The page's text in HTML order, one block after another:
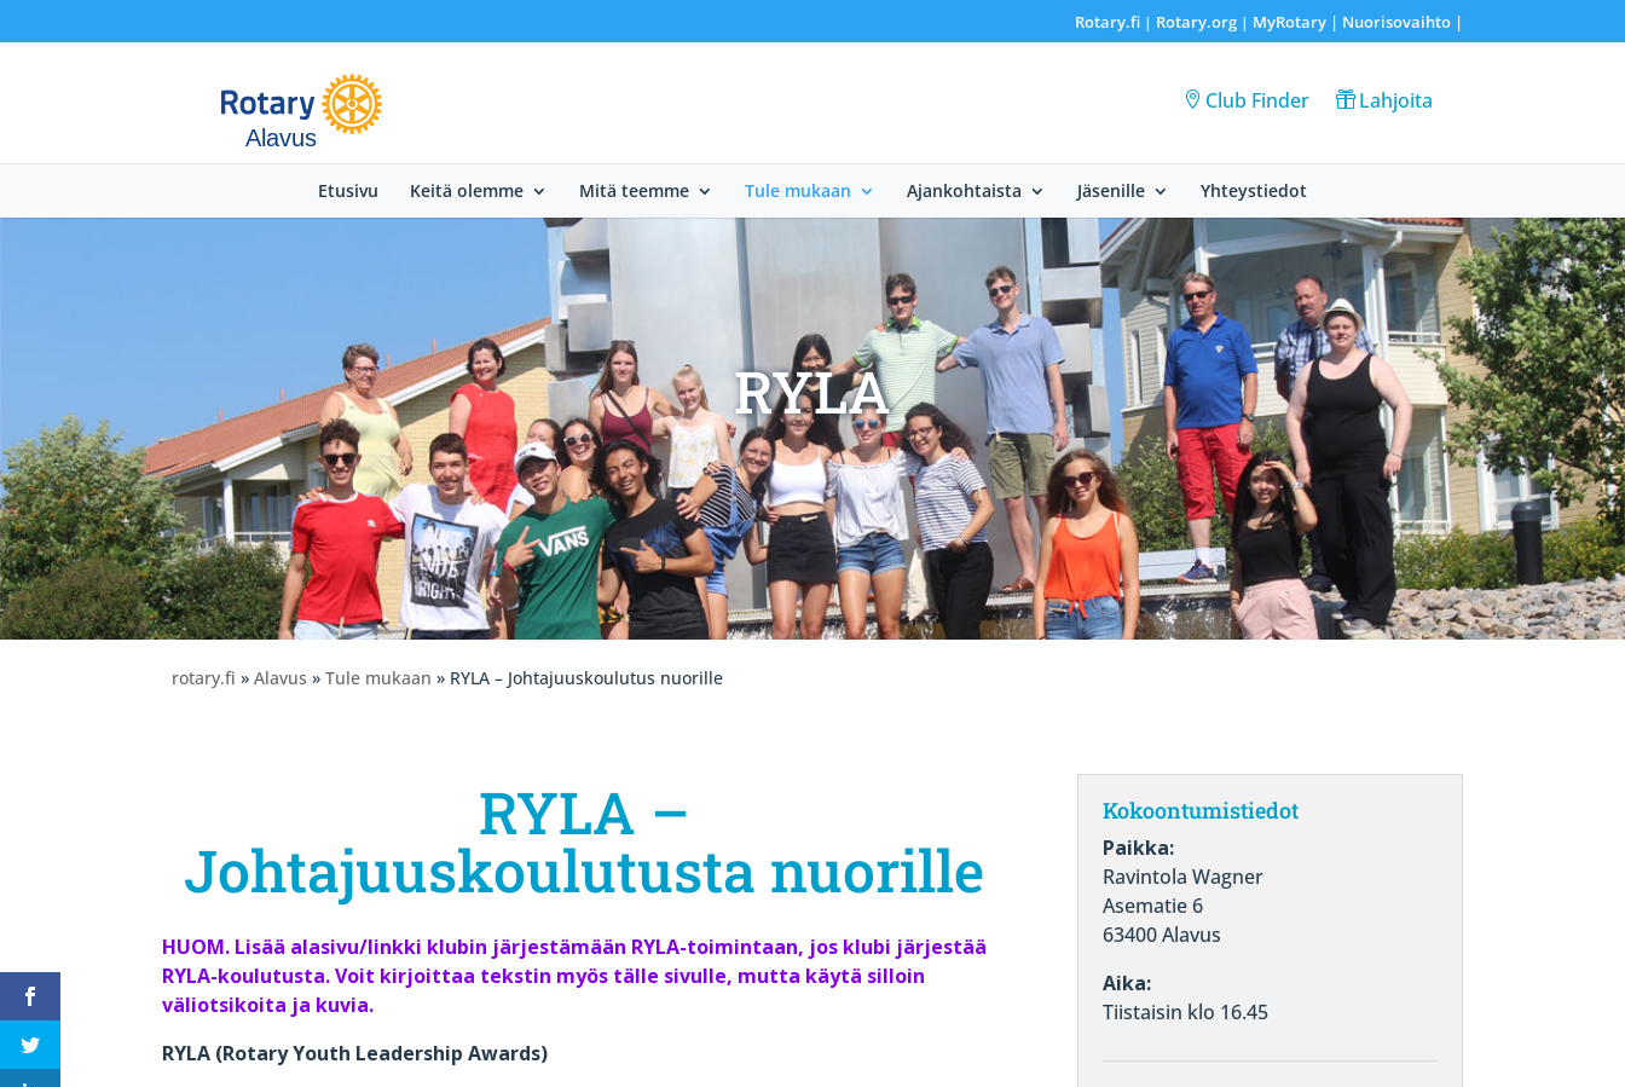
Rotary.fi| Rotary.org| MyRotary | Nuorisovaihto|
Alavus
Club Finder Lahjoita
Etusivu Keitä olemme Mitä teemme Tule mukaan Ajankohtaista Jäsenille Yhteystiedot
RYLA
rotary.fi » Alavus » Tule mukaan » RYLA – Johtajuuskoulutus nuorille
RYLA –
Johtajuuskoulutusta nuorille
HUOM. Lisää alasivu/linkki klubin järjestämään RYLA-toimintaan, jos klubi järjestää
RYLA-koulutusta. Voit kirjoittaa tekstin myös tälle sivulle, mutta käytä silloin
väliotsikoita ja kuvia.
RYLA (Rotary Youth Leadership Awards)
Kokoontumistiedot
Paikka:
Ravintola Wagner
Asematie 6
63400 Alavus
Aika:
Tiistaisin klo 16.45